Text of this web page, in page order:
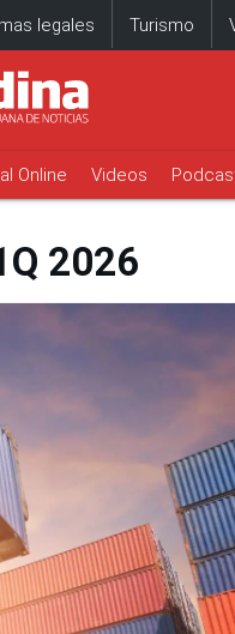
legales Turismo
Online Videos
2026